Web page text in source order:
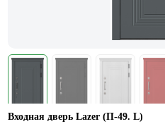
Входная дверь Lazer (П-49. L)